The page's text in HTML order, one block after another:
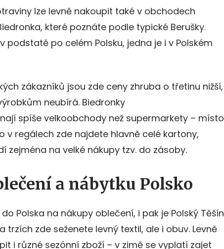
lze levně nakoupit také v obchodech
které poznáte podle typické Berušky.
podstatě po celém Polsku, jedna je i v Polském
zákazníků jsou zde ceny zhruba o třetinu nižší,
neubírá. Biedronky
spíše velkoobchody než supermarkety – místo
v regálech zde najdete hlavně celé kartony,
zejména na velké nákupy tzv. do zásoby.
a nábytku Polsko
Polska na nákupy oblečení, i pak je Polský Těšín
trzích zde seženete levný textil, ale i obuv. Levně
i různé sezónní zboží – v zimě se vyplatí zajet